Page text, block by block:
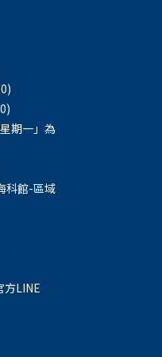
期一」為
科館-區域
方LINE